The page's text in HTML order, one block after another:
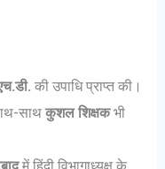
की उपाधि प्राप्त की।
साथ कुशल शिक्षकभी